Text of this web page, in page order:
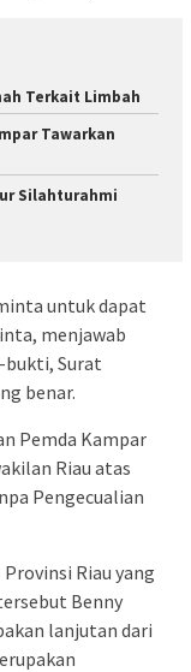
Terkait Limbah
Tawarkan
Silahturahmi
untuk dapat
menjawab
bukti, Surat
benar.
Pemda Kampar
Riau atas
Pengecualian
Riau yang
Benny
lanjutan dari